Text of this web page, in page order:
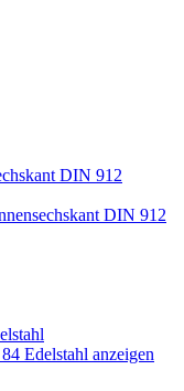
DIN 912
DIN 912
Edelstahl anzeigen